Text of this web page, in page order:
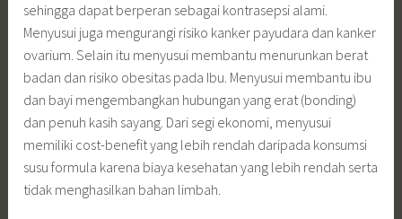
sehingga dapat berperan sebagai kontrasepsi alami.
Menyusui juga mengurangi risiko kanker payudara dan kanker
ovarium. Selain itu menyusui membantu menurunkan berat
badan dan risiko obesitas pada Ibu. Menyusui membantu ibu
dan bayi mengembangkan hubungan yang erat (bonding)
dan penuh kasih sayang. Dari segi ekonomi, menyusui
memiliki cost-benefit yang lebih rendah daripada konsumsi
susu formula karena biaya kesehatan yang lebih rendah serta
tidak menghasilkan bahan limbah.